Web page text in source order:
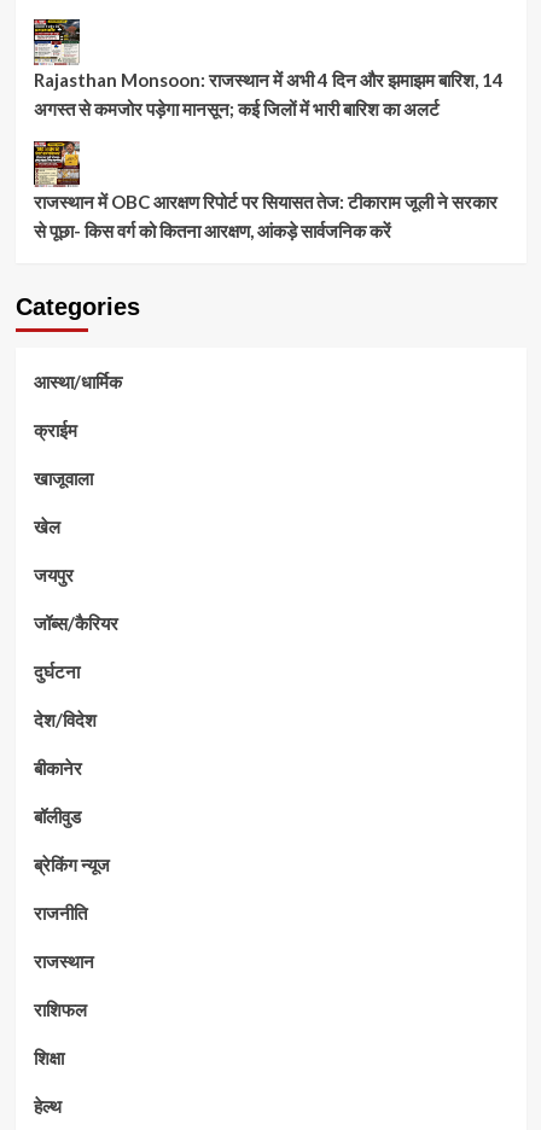
Rajasthan Monsoon: राजस्थान में अभी 4 दिन और झमाझम बारिश, 14
अगस्त से कमजोर पड़ेगा मानसून; कई जिलों में भारी बारिश का अलर्ट
राजस्थान में OBC आरक्षण रिपोर्ट पर सियासत तेज: टीकाराम जूली ने सरकार
से पूछा- किस वर्ग को कितना आरक्षण, आंकड़े सार्वजनिक करें
Categories
आस्था/धार्मिक
क्राईम
खाजूवाला
खेल
जयपुर
जॉब्स/कैरियर
दुर्घटना
देश/विदेश
बीकानेर
बॉलीवुड
ब्रेकिंग न्यूज
राजनीति
राजस्थान
राशिफल
शिक्षा
हेल्थ